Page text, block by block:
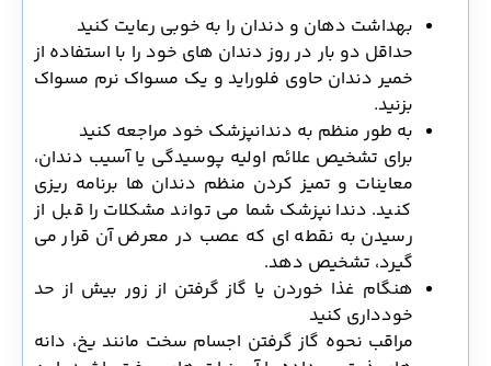
بهداشت دهان و دندان را به خوبی رعایت کنید
حداقل دو بار در روز دندان های خود را با استفاده از
خمیر دندان حاوی فلوراید و یک مسواک نرم مسواک
بزنید.
به طور منظم به دندانپزشک خود مراجعه کنید
برای تشخیص علائم اولیه پوسیدگی یا آسیب دندان،
معاینات و تمیز کردن منظم دندان ها برنامه ریزی
کنید. دندانپزشک شما می تواند مشکلات را قبل از
رسیدن به نقطه ای که عصب در معرض آن قرار می
گیرد، تشخیص دهد.
هنگام غذا خوردن یا گاز گرفتن از زور بیش از حد
خودداری کنید
مراقب نحوه گاز گرفتن اجسام سخت مانند یخ، دانه